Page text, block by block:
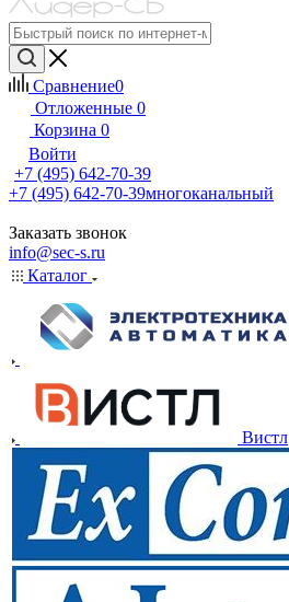
Сравнение0
Отложенные 0
Корзина 0
Войти
+7 (495) 642-70-39
+7 (495) 642-70-39многоканальный
Заказать звонок
info@sec-s.ru
Каталог
Вистл